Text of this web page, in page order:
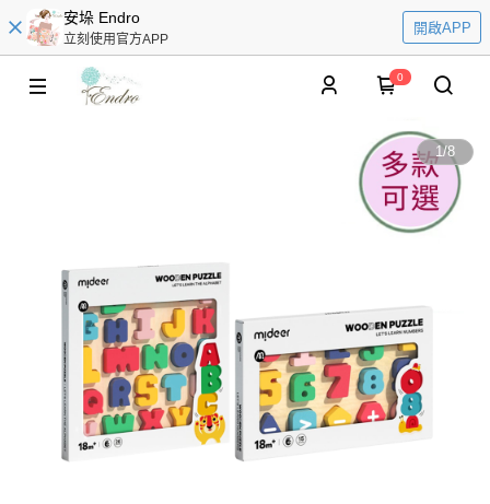
安垛 Endro
立刻使用官方APP
開啟APP
0
1/8